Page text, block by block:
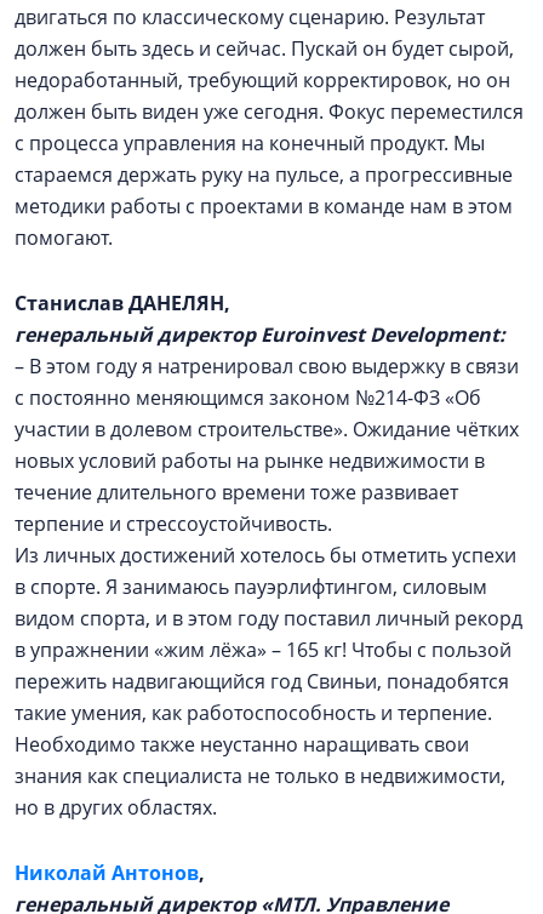
двигаться по классическому сценарию. Результат
должен быть здесь и сейчас. Пускай он будет сырой,
недоработанный, требующий корректировок, но он
должен быть виден уже сегодня. Фокус переместился
с процесса управления на конечный продукт. Мы
стараемся держать руку на пульсе, а прогрессивные
методики работы с проектами в команде нам в этом
помогают.
Станислав ДАНЕЛЯН,
генеральный директор Euroinvest Development:
– В этом году я натренировал свою выдержку в связи
с постоянно меняющимся законом №214-ФЗ «Об
участии в долевом строительстве». Ожидание чётких
новых условий работы на рынке недвижимости в
течение длительного времени тоже развивает
терпение и стрессоустойчивость.
Из личных достижений хотелось бы отметить успехи
в спорте. Я занимаюсь пауэрлифтингом, силовым
видом спорта, и в этом году поставил личный рекорд
в упражнении «жим лёжа» – 165 кг! Чтобы с пользой
пережить надвигающийся год Свиньи, понадобятся
такие умения, как работоспособность и терпение.
Необходимо также неустанно наращивать свои
знания как специалиста не только в недвижимости,
но в других областях.
Николай Антонов,
генеральный директор «МТЛ. Управление